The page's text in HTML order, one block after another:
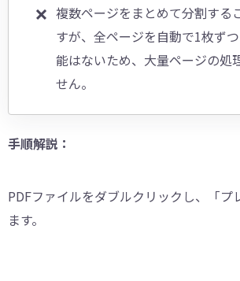
複数ページをまとめて分割する
すが、全ページを自動で1枚ず
能はないため、大量ページの処
せん。
手順解説：
PDFファイルをダブルクリックし、「プ
ます。